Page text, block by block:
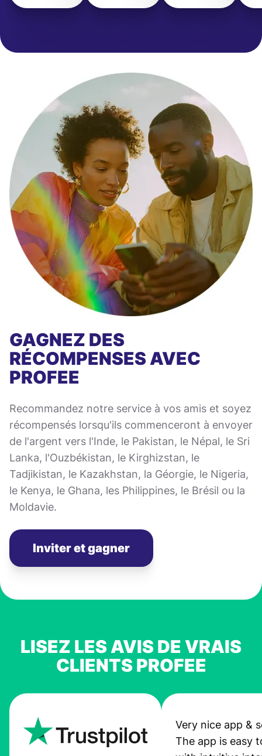
GAGNEZ DES
RÉCOMPENSES AVEC
PROFEE
Recommandez notre service à vos amis et soyez
récompensés lorsqu'ils commenceront à envoyer
de l'argent vers l'Inde, le Pakistan, le Népal, le Sri
Lanka, l'Ouzbékistan, le Kirghizstan, le
Tadjikistan, le Kazakhstan, la Géorgie, le Nigeria,
le Kenya, le Ghana, les Philippines, le Brésil ou la
Moldavie.
Inviter et gagner
LISEZ LES AVIS DE VRAIS
CLIENTS PROFEE
Very nice app &
The app is easy